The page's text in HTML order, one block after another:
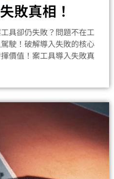
敗真相！
具卻仍失敗？問題不在工
駛！破解導入失敗的核心
價值！案工具導入失敗真